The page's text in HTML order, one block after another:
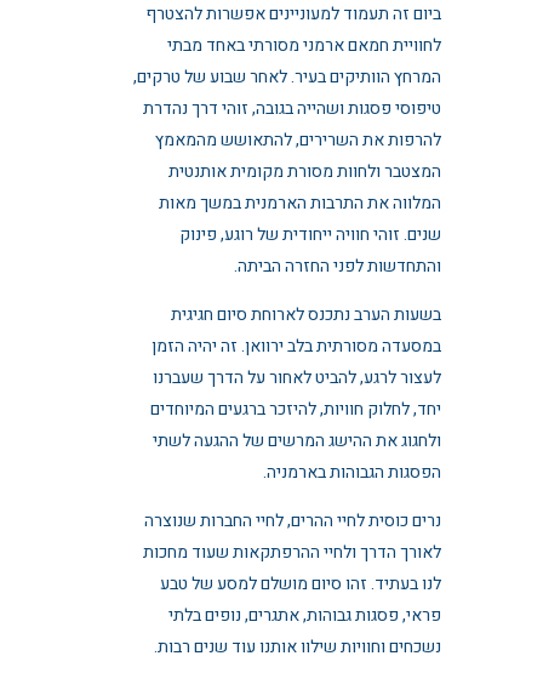
ביום זה תעמוד למעוניינים אפשרות להצטרף
לחוויית חמאם ארמני מסורתי באחד מבתי
המרחץ הוותיקים בעיר. לאחר שבוע של טרקים,
טיפוסי פסגות ושהייה בגובה, זוהי דרך נהדרת
להרפות את השרירים, להתאושש מהמאמץ
המצטבר ולחוות מסורת מקומית אותנטית
המלווה את התרבות הארמנית במשך מאות
שנים. זוהי חוויה ייחודית של רוגע, פינוק
והתחדשות לפני החזרה הביתה.
בשעות הערב נתכנס לארוחת סיום חגיגית
במסעדה מסורתית בלב ירוואן. זה יהיה הזמן
לעצור לרגע, להביט לאחור על הדרך שעברנו
יחד, לחלוק חוויות, להיזכר ברגעים המיוחדים
ולחגוג את ההישג המרשים של ההגעה לשתי
הפסגות הגבוהות בארמניה.
נרים כוסית לחיי ההרים, לחיי החברות שנוצרה
לאורך הדרך ולחיי ההרפתקאות שעוד מחכות
לנו בעתיד. זהו סיום מושלם למסע של טבע
פראי, פסגות גבוהות, אתגרים, נופים בלתי
נשכחים וחוויות שילוו אותנו עוד שנים רבות.